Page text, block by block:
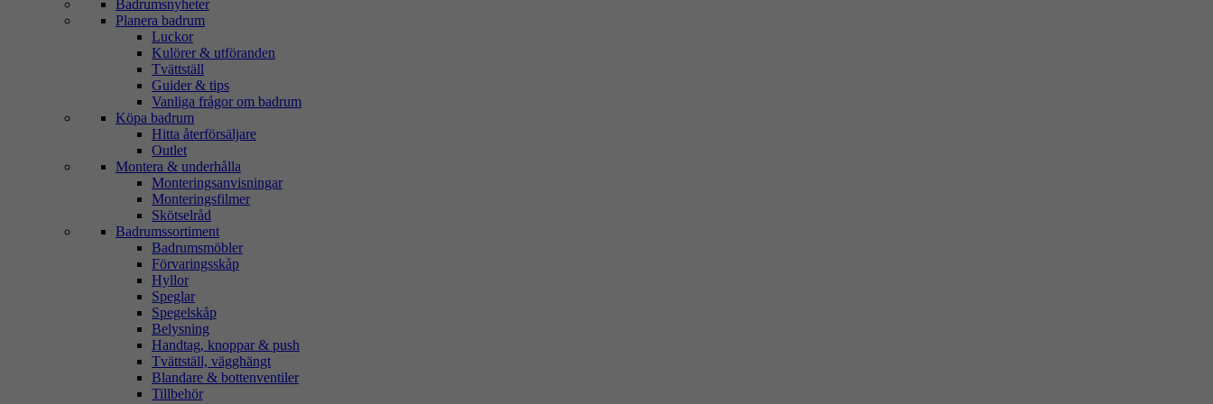
Badrumsnyheter
Planera badrum
Luckor
Kulörer & utföranden
Tvättställ
Guider & tips
Vanliga frågor om badrum
Köpa badrum
Hitta återförsäljare
Outlet
Montera & underhålla
Monteringsanvisningar
Monteringsfilmer
Skötselråd
Badrumssortiment
Badrumsmöbler
Förvaringsskåp
Hyllor
Speglar
Spegelskåp
Belysning
Handtag, knoppar & push
Tvättställ, vägghängt
Blandare & bottenventiler
Tillbehör